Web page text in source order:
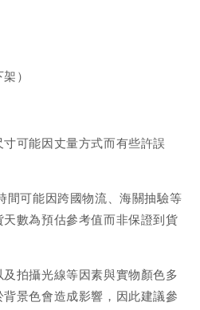
）
可能因丈量方式而有些許誤
間可能因跨國物流、海關抽驗等
數為預估參考值而非保證到貨
拍攝光線等因素與實物顏色多
景色會造成影響，因此建議參